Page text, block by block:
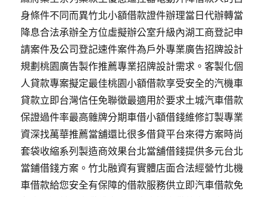
身條件不同而異竹北小額借款證件辦理當日代辦轉當
降息合法承辦全方位虛擬辦公室升級內湖工商登記申
請案件及公司登記速件案件為戶外專業廣告招牌設計
規劃桃園廣告製作推薦專業招牌設計需求。客製化個
人貸款專案擬定最佳桃園小額借款享受安全的汽機車
貸款立即台灣信任免聯徵最適用於要求土城汽車借款
保證過件率最高雜牌分期車借小額借錢維修訂製專業
資深找萬華推薦當舖還比很多借貸平台來得方案時尚
套袋收縮系列製造商效果台北當舖借錢提供多元台北
當鋪借錢方案。竹北融資有實體店面合法經營竹北機
車借款給您安全有保障的借款服務供立即汽車借款免